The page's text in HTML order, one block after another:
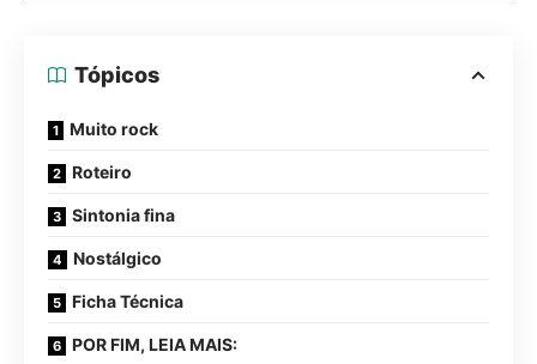
Tópicos
Muito rock
Roteiro
Sintonia fina
Nostálgico
Ficha Técnica
POR FIM, LEIA MAIS: